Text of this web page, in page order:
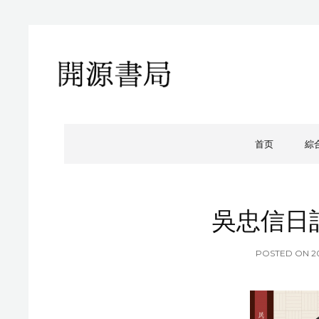
開源書局
開源書局出版有限公司
首页 綜
吳忠信日
POSTED ON